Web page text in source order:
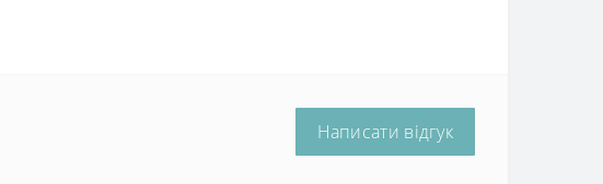
Написати відгук